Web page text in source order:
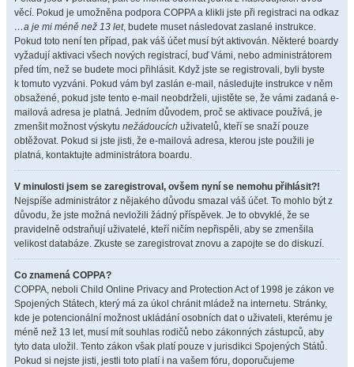
věcí. Pokud je umožněna podpora COPPA a klikli jste při registraci na odkaz
…a je mi méně než 13 let, budete muset následovat zaslané instrukce.
Pokud toto není ten případ, pak váš účet musí být aktivován. Některé boardy
vyžadují aktivaci všech nových registrací, buď Vámi, nebo administrátorem
před tím, než se budete moci přihlásit. Když jste se registrovali, byli byste
k tomuto vyzváni. Pokud vám byl zaslán e-mail, následujte instrukce v něm
obsažené, pokud jste tento e-mail neobdrželi, ujistěte se, že vámi zadaná e-
mailová adresa je platná. Jedním důvodem, proč se aktivace používá, je
zmenšit možnost výskytu nežádoucích uživatelů, kteří se snaží pouze
obtěžovat. Pokud si jste jisti, že e-mailová adresa, kterou jste použili je
platná, kontaktujte administrátora boardu.
V minulosti jsem se zaregistroval, ovšem nyní se nemohu přihlásit?!
Nejspíše administrátor z nějakého důvodu smazal váš účet. To mohlo být z
důvodu, že jste možná nevložili žádný příspěvek. Je to obvyklé, že se
pravidelně odstraňují uživatelé, kteří ničím nepřispěli, aby se zmenšila
velikost databáze. Zkuste se zaregistrovat znovu a zapojte se do diskuzí.
Co znamená COPPA?
COPPA, neboli Child Online Privacy and Protection Act of 1998 je zákon ve
Spojených Státech, který má za úkol chránit mládež na internetu. Stránky,
kde je potencionální možnost ukládání osobních dat o uživateli, kterému je
méně než 13 let, musí mít souhlas rodičů nebo zákonných zástupců, aby
tyto data uložil. Tento zákon však platí pouze v jurisdikci Spojených Států.
Pokud si nejste jisti, jestli toto platí i na vašem fóru, doporučujeme